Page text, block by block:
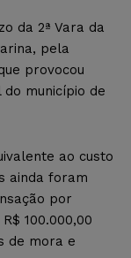
da 2ª Vara da
pela
provocou
município de
ao custo
ainda foram
por
100.000,00
de mora e